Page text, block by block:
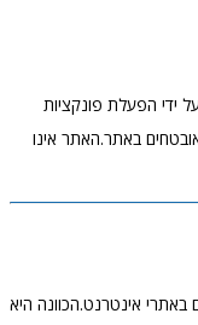
ידי הפעלת פונקציות
באתר.האתר אינו
אינטרנט.הכוונה היא